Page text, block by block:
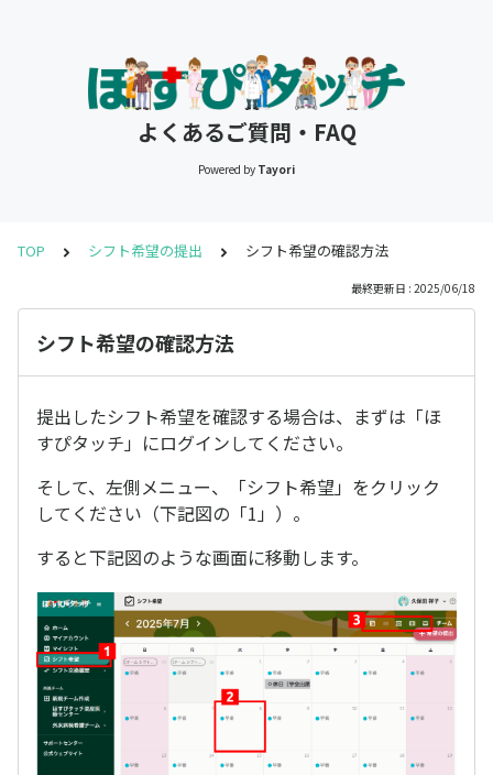
よくあるご質問・FAQ
Powered by Tayori
TOP シフト希望の提出 シフト希望の確認方法
最終更新日 : 2025/06/18
シフト希望の確認方法
提出したシフト希望を確認する場合は、まずは「ほ
すぴタッチ」にログインしてください。
そして、左側メニュー、「シフト希望」をクリック
してください（下記図の「1」）。
すると下記図のような画面に移動します。